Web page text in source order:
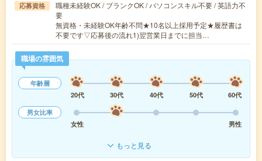
応募資格
職種未経験OK / ブランクOK / パソコンスキル不要 / 英語力不
要
無資格・未経験OK年齢不問★10名以上採用予定★履歴書は
不要です▽応募後の流れ1)翌営業日までに担当…
職場の雰囲気
年齢層
20代
30代 40代 50代
60代
男女比率
女性
男性
もっと見る